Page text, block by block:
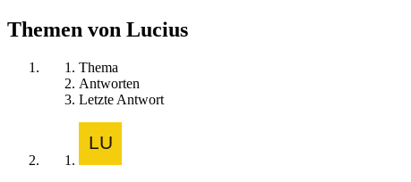
Themen von Lucius
Thema
Antworten
Letzte Antwort